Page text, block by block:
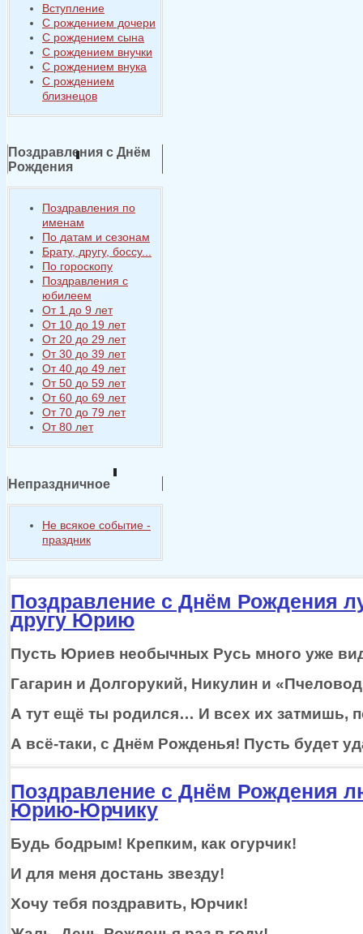
Вступление
С рождением дочери
С рождением сына
С рождением внучки
С рождением внука
С рождением
близнецов
Поздравления с Днём
Рождения
Поздравления по
именам
По датам и сезонам
Брату, другу, боссу...
По гороскопу
Поздравления с
юбилеем
От 1 до 9 лет
От 10 до 19 лет
От 20 до 29 лет
От 30 до 39 лет
От 40 до 49 лет
От 50 до 59 лет
От 60 до 69 лет
От 70 до 79 лет
От 80 лет
Непраздничное
Не всякое событие -
праздник
Поздравление с Днём Рождения
другу Юрию
Пусть Юриев необычных Русь много уже
Гагарин и Долгорукий, Никулин и
А тут ещё ты родился… И всех их затмишь,
А всё-таки, с Днём Рожденья! Пусть будет
Поздравление с Днём Рождения
Юрию-Юрчику
Будь бодрым! Крепким, как огурчик!
И для меня достань звезду!
Хочу тебя поздравить, Юрчик!